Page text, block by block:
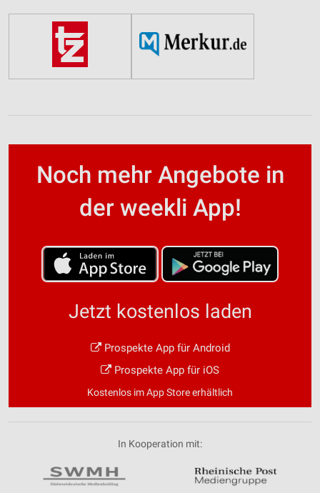
Noch mehr Angebote in
der weekli App!
Jetzt kostenlos laden
Prospekte App für Android
Prospekte App für iOS
Kostenlos im App Store erhältlich
In Kooperation mit: